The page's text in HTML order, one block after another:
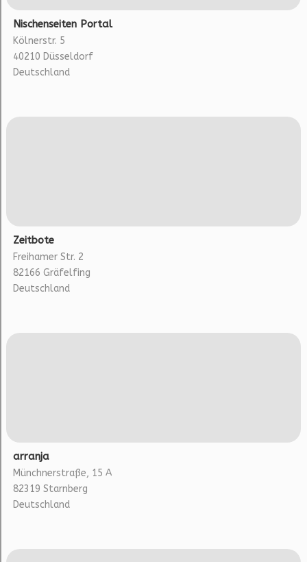
Nischenseiten Portal
Kölnerstr. 5
40210 Düsseldorf
Deutschland
Zeitbote
Freihamer Str. 2
82166 Gräfelfing
Deutschland
arranja
Münchnerstraße, 15 A
82319 Starnberg
Deutschland